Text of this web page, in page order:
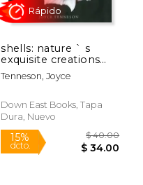
shells: nature ` s
exquisite creations
(en Inglés)
Tenneson, Joyce
Down East Books, Tapa
Dura, Nuevo